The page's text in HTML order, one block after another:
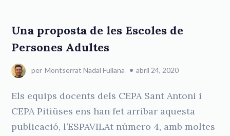
Una proposta de les Escoles de
Persones Adultes
per Montserrat Nadal Fullana abril 24, 2020
Els equips docents dels CEPA Sant Antoni i
CEPA Pitiüses ens han fet arribar aquesta
publicació, l’ESPAVILAt número 4, amb moltes